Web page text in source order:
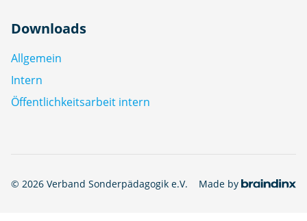
Downloads
Allgemein
Intern
Öffentlichkeitsarbeit intern
© 2026 Verband Sonderpädagogik e.V. Made by